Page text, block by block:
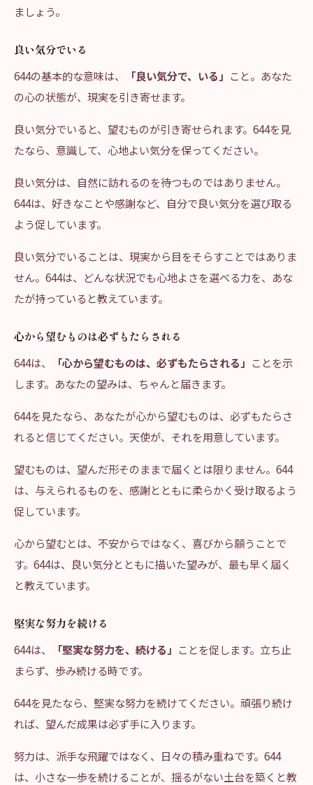
ましょう。
良い気分でいる
644の基本的な意味は、
「良い気分で、いる」 こと。あなた
の心の状態が、現実を引き寄せます。
良い気分でいると、望むものが引き寄せられます。644を見
たなら、意識して、心地よい気分を保ってください。
良い気分は、自然に訪れるのを待つものではありません。
644は、好きなことや感謝など、自分で良い気分を選び取る
よう促しています。
良い気分でいることは、現実から目をそらすことではありま
せん。644は、どんな状況でも心地よさを選べる力を、あな
たが持っていると教えています。
心から望むものは必ずもたらされる
644は、
「心から望むものは、必ずもたらされる」 ことを示
します。あなたの望みは、ちゃんと届きます。
644を見たなら、あなたが心から望むものは、必ずもたらさ
れると信じてください。天使が、それを用意しています。
望むものは、望んだ形そのままで届くとは限りません。644
は、与えられるものを、感謝とともに柔らかく受け取るよう
促しています。
心から望むとは、不安からではなく、喜びから願うことで
す。644は、良い気分とともに描いた望みが、最も早く届く
と教えています。
堅実な努力を続ける
644は、
「堅実な努力を、続ける」 ことを促します。立ち止
まらず、歩み続ける時です。
644を見たなら、堅実な努力を続けてください。頑張り続け
れば、望んだ成果は必ず手に入ります。
努力は、派手な飛躍ではなく、日々の積み重ねです。644
は、小さな一歩を続けることが、揺るがない土台を築くと教